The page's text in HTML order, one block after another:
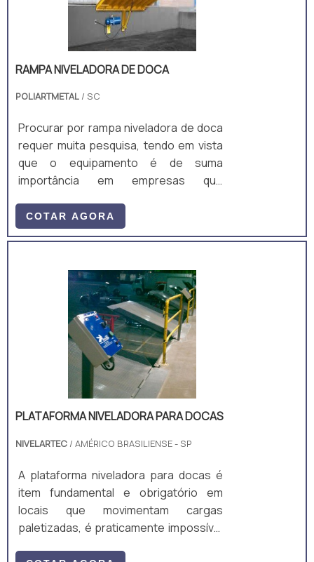
funcionalidade principal que é nivel.
RAMPA NIVELADORA DE DOCA
POLIARTMETAL / SC
Procurar por rampa niveladora de doca
requer muita pesquisa, tendo em vista
que o equipamento é de suma
importância em empresas que
COTAR AGORA
PLATAFORMA NIVELADORA PARA DOCAS
NIVELARTEC / AMÉRICO BRASILIENSE - SP
A plataforma niveladora para docas é
item fundamental e obrigatório em
locais que movimentam cargas
paletizadas, é praticamente impossível